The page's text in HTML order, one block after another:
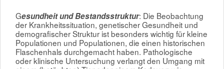
Gesundheit und Bestandsstruktur: Die Beobachtung
der Krankheitssituation, genetischer Gesundheit und
demografischer Struktur ist besonders wichtig für kleine
Populationen und Populationen, die einen historischen
Flaschenhals durchgemacht haben. Pathologische
oder klinische Untersuchung verlangt den Umgang mit